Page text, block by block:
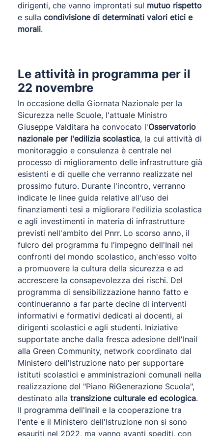
dirigenti, che vanno improntati sul mutuo rispetto
e sulla condivisione di determinati valori etici e
morali.
Le attività in programma per il
22 novembre
In occasione della Giornata Nazionale per la
Sicurezza nelle Scuole, l'attuale Ministro
Giuseppe Valditara ha convocato l'Osservatorio
nazionale per l'edilizia scolastica, la cui attività di
monitoraggio e consulenza è centrale nel
processo di miglioramento delle infrastrutture già
esistenti e di quelle che verranno realizzate nel
prossimo futuro. Durante l'incontro, verranno
indicate le linee guida relative all'uso dei
finanziamenti tesi a migliorare l'edilizia scolastica
e agli investimenti in materia di infrastrutture
previsti nell'ambito del Pnrr. Lo scorso anno, il
fulcro del programma fu l'impegno dell'Inail nei
confronti del mondo scolastico, anch'esso volto
a promuovere la cultura della sicurezza e ad
accrescere la consapevolezza dei rischi. Del
programma di sensibilizzazione hanno fatto e
continueranno a far parte decine di interventi
informativi e formativi dedicati ai docenti, ai
dirigenti scolastici e agli studenti. Iniziative
supportate anche dalla fresca adesione dell'Inail
alla Green Community, network coordinato dal
Ministero dell'Istruzione nato per supportare
istituti scolastici e amministrazioni comunali nella
realizzazione del "Piano RiGenerazione Scuola",
destinato alla transizione culturale ed ecologica.
Il programma dell'Inail e la cooperazione tra
l'ente e il Ministero dell'Istruzione non si sono
esauriti nel 2022, ma vanno avanti spediti, con